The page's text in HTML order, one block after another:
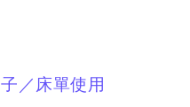
／床單使用